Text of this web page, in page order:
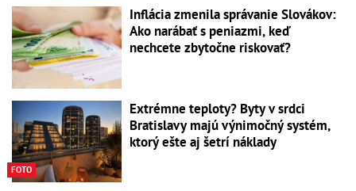
Inflácia zmenila správanie Slovákov:
Ako narábať s peniazmi, keď
nechcete zbytočne riskovať?
FOTO
Extrémne teploty? Byty v srdci
Bratislavy majú výnimočný systém,
ktorý ešte aj šetrí náklady